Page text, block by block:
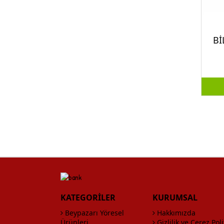
KATEGORİLER
Beypazarı Yöresel
KURUMSAL
Hakkımızda